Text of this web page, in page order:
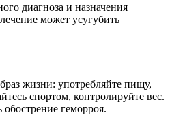
диагноза и назначения
может усугубить
жизни: употребляйте пищу,
спортом, контролируйте вес.
геморроя.